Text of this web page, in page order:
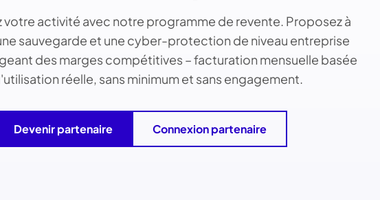
votre activité avec notre programme de revente. Proposez à
sauvegarde et une cyber-protection de niveau entreprise
des marges compétitives – facturation mensuelle basée
réelle, sans minimum et sans engagement.
Devenir partenaire Connexion partenaire